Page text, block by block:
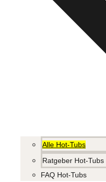
Alle Hot-Tubs
Ratgeber Hot-Tubs
FAQ Hot-Tubs